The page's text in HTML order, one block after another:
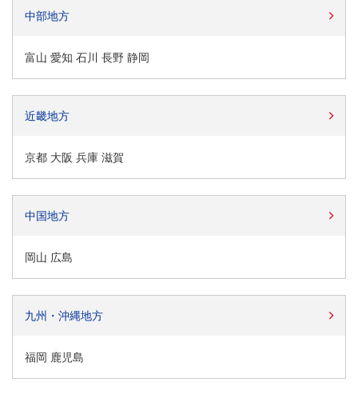
中部地方
富山 愛知 石川 長野 静岡
近畿地方
京都 大阪 兵庫 滋賀
中国地方
岡山 広島
九州・沖縄地方
福岡 鹿児島